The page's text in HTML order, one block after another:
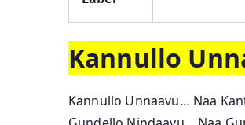
Kannullo
Kannullo Unnaavu… Naa